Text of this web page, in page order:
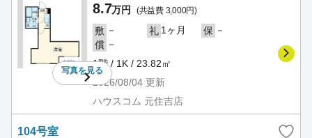
写真を見る
8.7万円 (共益費 3,000円)
敷 － 礼 1ヶ月 保 －
償 －
1階 / 1K / 23.82㎡
2026/08/04 更新
ハウスコム 元住吉店
104号室